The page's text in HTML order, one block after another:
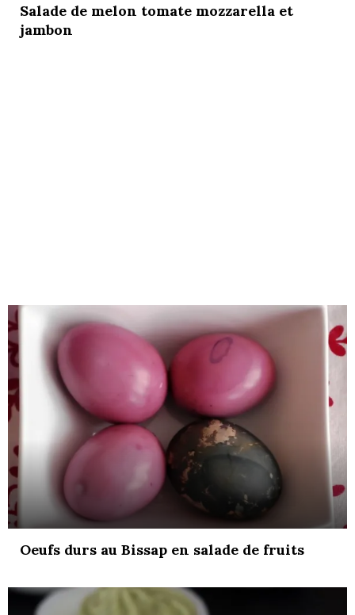
Salade de melon tomate mozzarella et
jambon
Oeufs durs au Bissap en salade de fruits